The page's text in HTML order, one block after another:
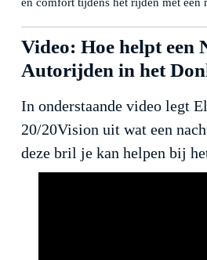
Video: Hoe helpt een
Autorijden in het
In onderstaande video legt
20/20Vision uit wat een
deze bril je kan helpen bij